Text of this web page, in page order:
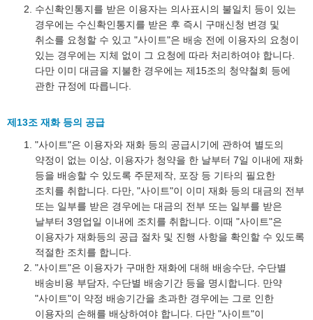
수신확인통지를 받은 이용자는 의사표시의 불일치 등이 있는
경우에는 수신확인통지를 받은 후 즉시 구매신청 변경 및
취소를 요청할 수 있고 "사이트"은 배송 전에 이용자의 요청이
있는 경우에는 지체 없이 그 요청에 따라 처리하여야 합니다.
다만 이미 대금을 지불한 경우에는 제15조의 청약철회 등에
관한 규정에 따릅니다.
제13조 재화 등의 공급
"사이트"은 이용자와 재화 등의 공급시기에 관하여 별도의
약정이 없는 이상, 이용자가 청약을 한 날부터 7일 이내에 재화
등을 배송할 수 있도록 주문제작, 포장 등 기타의 필요한
조치를 취합니다. 다만, "사이트"이 이미 재화 등의 대금의 전부
또는 일부를 받은 경우에는 대금의 전부 또는 일부를 받은
날부터 3영업일 이내에 조치를 취합니다. 이때 "사이트"은
이용자가 재화등의 공급 절차 및 진행 사항을 확인할 수 있도록
적절한 조치를 합니다.
"사이트"은 이용자가 구매한 재화에 대해 배송수단, 수단별
배송비용 부담자, 수단별 배송기간 등을 명시합니다. 만약
"사이트"이 약정 배송기간을 초과한 경우에는 그로 인한
이용자의 손해를 배상하여야 합니다. 다만 "사이트"이